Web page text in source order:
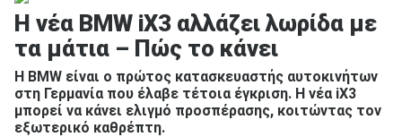
Η νέα BMW iX3 αλλάζει λωρίδα με
τα μάτια – Πώς το κάνει
Η BMW είναι ο πρώτος κατασκευαστής αυτοκινήτων
στη Γερμανία που έλαβε τέτοια έγκριση. Η νέα iX3
μπορεί να κάνει ελιγμό προσπέρασης, κοιτώντας τον
εξωτερικό καθρέπτη.